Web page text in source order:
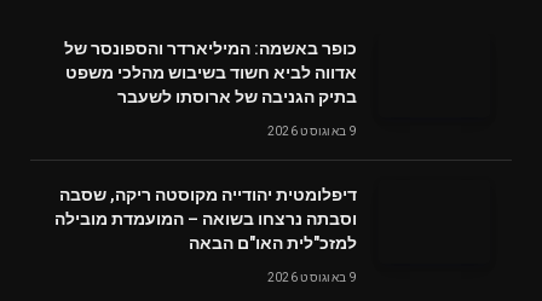
כופר באשמה: המיליארדר והספונסר של
אדווה לביא חשוד בשיבוש מהלכי משפט
בתיק הגניבה של ארוסתו לשעבר
9 באוגוסט 2026
דיפלומטית יהודייה מקוסטה ריקה, שסבה
וסבתה נרצחו בשואה – המועמדת מובילה
למזכ"לית האו"ם הבאה
9 באוגוסט 2026